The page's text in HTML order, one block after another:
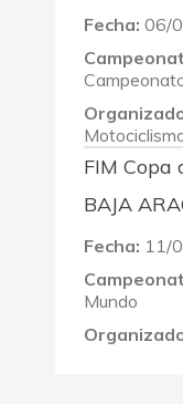
Fecha: 06/
FIM Copa
BAJA
Fecha: 11/
Mundo